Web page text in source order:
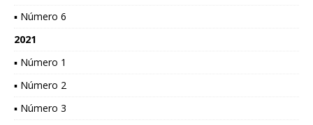
▪ Número 6
2021
▪ Número 1
▪ Número 2
▪ Número 3